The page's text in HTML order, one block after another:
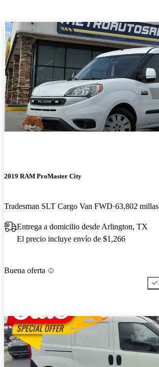
2019 RAM ProMaster City
Tradesman SLT Cargo Van FWD 63,802 millas
Entrega a domicilio desde Arlington, TX
El precio incluye envío de $1,266
Buena oferta